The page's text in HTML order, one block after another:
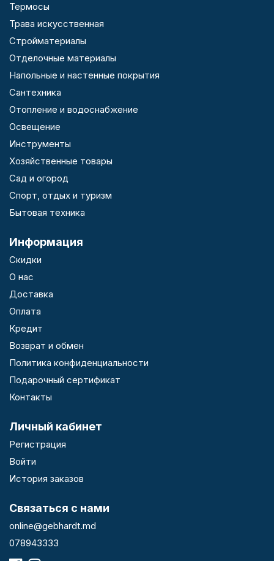
Термосы
Трава искусственная
Стройматериалы
Отделочные материалы
Напольные и настенные покрытия
Сантехника
Отопление и водоснабжение
Освещение
Инструменты
Хозяйственные товары
Сад и огород
Спорт, отдых и туризм
Бытовая техника
Информация
Скидки
О нас
Доставка
Оплата
Кредит
Возврат и обмен
Политика конфиденциальности
Подарочный сертификат
Контакты
Личный кабинет
Регистрация
Войти
История заказов
Связаться с нами
online@gebhardt.md
078943333